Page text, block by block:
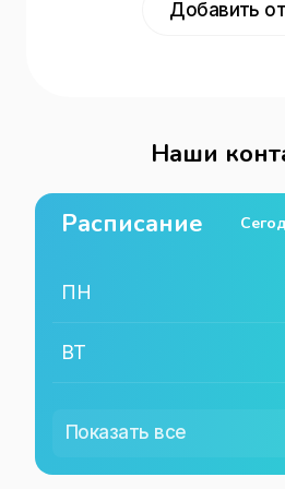
Добавить
Наши
Расписание
ПН
ВТ
ЧТ
Показать все